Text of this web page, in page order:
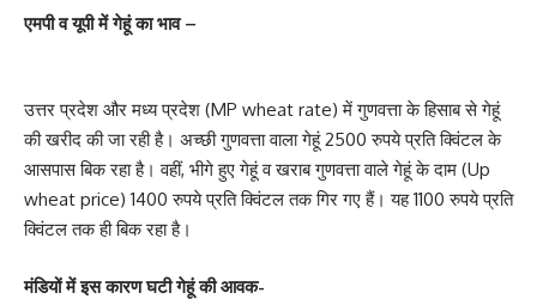
एमपी व यूपी में गेहूं का भाव –
उत्तर प्रदेश और मध्य प्रदेश (MP wheat rate) में गुणवत्ता के हिसाब से गेहूं
की खरीद की जा रही है। अच्छी गुणवत्ता वाला गेहूं 2500 रुपये प्रति क्विंटल के
आसपास बिक रहा है। वहीं, भीगे हुए गेहूं व खराब गुणवत्ता वाले गेहूं के दाम (Up
wheat price) 1400 रुपये प्रति क्विंटल तक गिर गए हैं। यह 1100 रुपये प्रति
क्विंटल तक ही बिक रहा है।
मंडियों में इस कारण घटी गेहूं की आवक-